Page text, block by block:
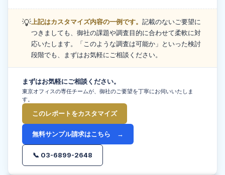
💡上記はカスタマイズ内容の一例です。 記載のないご要望に
つきましても、御社の課題や調査目的に合わせて柔軟に対
応いたします。「このような調査は可能か」といった検討
段階でも、まずはお気軽にご相談ください。
まずはお気軽にご相談ください。
東京オフィスの専任チームが、御社のご要望を丁寧にお伺いいたしま
す。
このレポートをカスタマイズ
無料サンプル請求はこちら →
📞 03-6899-2648